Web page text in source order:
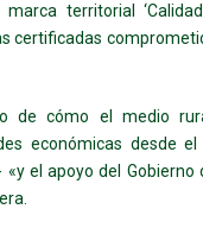
territorial
certificadas
de cómo el medio
económicas desde
el apoyo del